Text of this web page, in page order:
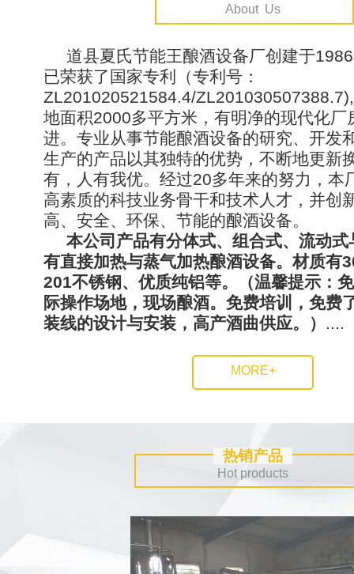
About Us
道县夏氏节能王酿酒设备厂创建于
已荣获了国家专利（专利号：
ZL201020521584.4/
地面积2000多平方米，有明净的现代化厂
进。专业从事节能酿酒设备的研究、开发
生产的产品以其独特的优势，不断地更新
有，人有我优。经过20多年来的努力，本
高素质的科技业务骨干和技术人才，并创
高、安全、环保、节能的酿酒设备。
本公司产品有分体式、组合式、流动式
有直接加热与蒸气加热酿酒设备。材质有
201不锈钢、优质纯铝等。（温馨提示：
际操作场地，现场酿酒。免费培训，免费
装线的设计与安装，高产酒曲供应。） ....
MORE+
热销产品
Hot products